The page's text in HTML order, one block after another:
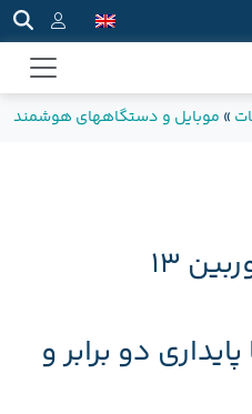
» موبایل و دستگاههای هوشمند
سامسونگ وعده دوربین 13
دو برابر و